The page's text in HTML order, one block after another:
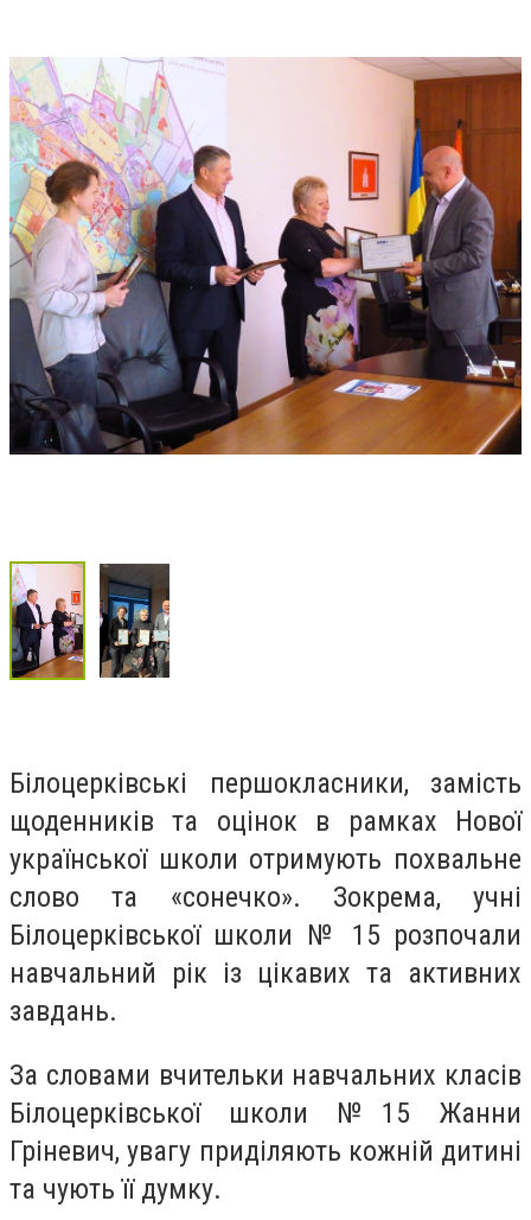
Білоцерківські першокласники, замість
щоденників та оцінок в рамках Нової
української школи отримують похвальне
слово та «сонечко». Зокрема, учні
Білоцерківської школи № 15 розпочали
навчальний рік із цікавих та активних
завдань.
За словами вчительки навчальних класів
Білоцерківської школи №15 Жанни
Гріневич, увагу приділяють кожній дитині
та чують її думку.